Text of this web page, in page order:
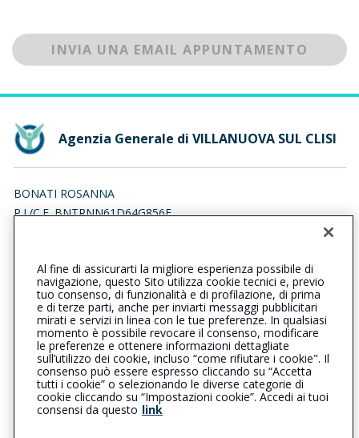
INVIA UNA EMAIL APPUNTAMENTO
Agenzia Generale di VILLANUOVA SUL CLISI
BONATI ROSANNA
P.I./C.F. BNTRNN61D64G856E
0365373870 0365374520
villanuovasulclisi@cattolica.it
bonati.rosanna@pec.it
L’intermediario è soggetto al controllo dell’IVASS. Consulta il
Registro RUI al seguentelink
Al fine di assicurarti la migliore esperienza possibile di
navigazione, questo Sito utilizza cookie tecnici e, previo
tuo consenso, di funzionalità e di profilazione, di prima
e di terze parti, anche per inviarti messaggi pubblicitari
mirati e servizi in linea con le tue preferenze. In qualsiasi
momento è possibile revocare il consenso, modificare
le preferenze e ottenere informazioni dettagliate
sull’utilizzo dei cookie, incluso “come rifiutare i cookie". Il
consenso può essere espresso cliccando su “Accetta
tutti i cookie” o selezionando le diverse categorie di
cookie cliccando su “Impostazioni cookie”. Accedi ai tuoi
consensi da questo link